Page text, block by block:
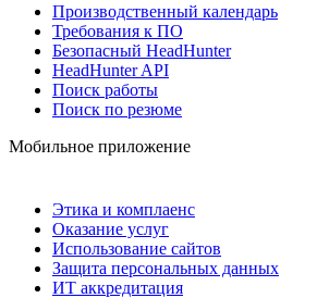
Производственный календарь
Требования к ПО
Безопасный HeadHunter
HeadHunter API
Поиск работы
Поиск по резюме
Мобильное приложение
Этика и комплаенс
Оказание услуг
Использование сайтов
Защита персональных данных
ИТ аккредитация